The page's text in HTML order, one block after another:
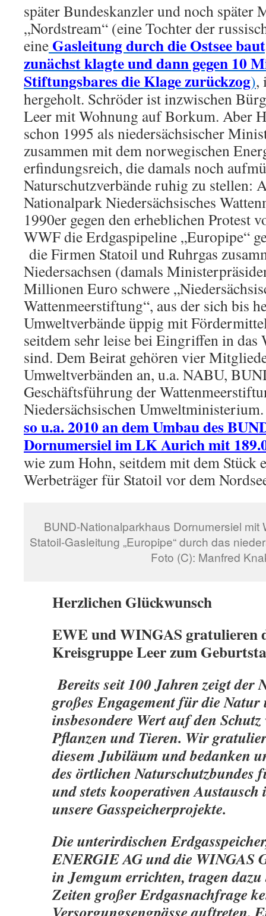
später Bundeskanzler und noch später
„Nordstream“ (eine Tochter der
eine Gasleitung durch die Ostsee
zunächst klagte und dann gegen 10
Stiftungsbares die Klage zurückzog),
hergeholt. Schröder ist inzwischen
Leer mit Wohnung auf Borkum. Aber
schon 1995 als niedersächsischer
zusammen mit dem norwegischen
erfindungsreich, die damals noch
Naturschutzverbände ruhig zu stellen:
Nationalpark Niedersächsisches
1990er gegen den erheblichen Protest
WWF die Erdgaspipeline „Europipe“
die Firmen Statoil und Ruhrgas
Niedersachsen (damals
Millionen Euro schwere
Wattenmeerstiftung“, aus der sich bis
Umweltverbände üppig mit
seitdem sehr leise bei Eingriffen in das
sind. Dem Beirat gehören vier
Umweltverbänden an, u.a. NABU,
Geschäftsführung der
Niedersächsischen
so u.a. 2010 an dem Umbau des
Dornumersiel im LK Aurich mit
wie zum Hohn, seitdem mit dem Stück
Werbeträger für Statoil vor dem
BUND-Nationalparkhaus Dornumersiel mit
Statoil-Gasleitung „Europipe“ durch das
Foto (C): Manfred
Herzlichen Glückwunsch
EWE und WINGAS gratulieren
Kreisgruppe Leer zum
Bereits seit 100 Jahren zeigt der
großes En­gagement für die Natur
insbesondere Wert auf den
Pflanzen und Tieren. Wir
diesem Jubiläum und bedanken
des örtlichen Naturschutzbundes
und stets kooperativen
unsere Gas­speicherprojekte.
Die unterirdischen
ENERGIE AG und die WINGAS
in Jemgum errichten, tragen
Zeiten großer Erdgasnachfrage